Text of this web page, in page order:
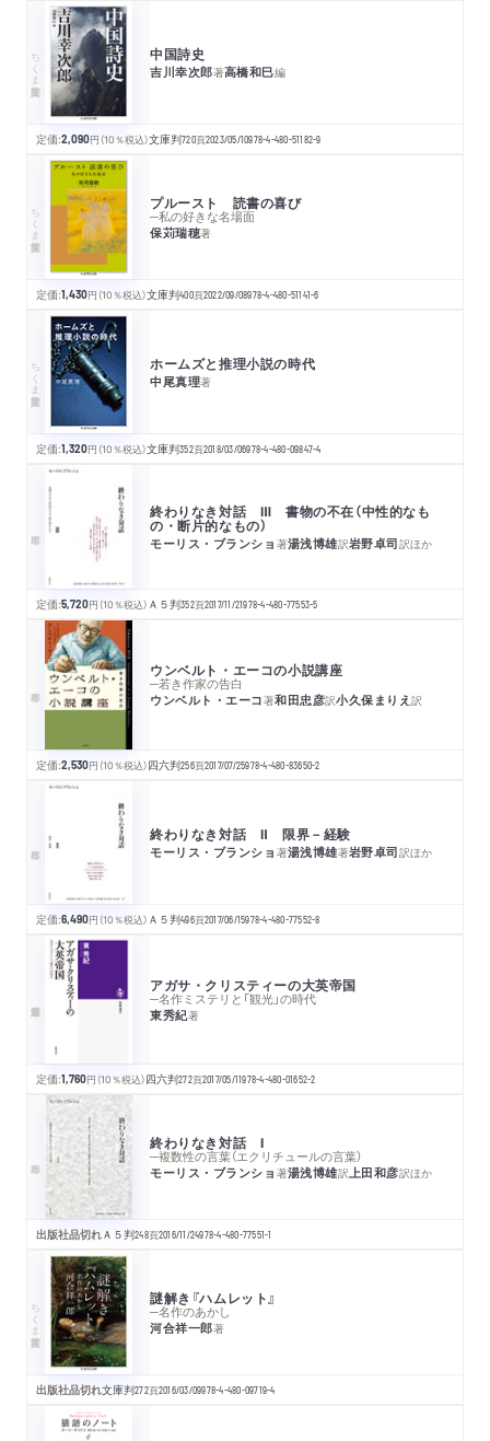
ちくま学芸文庫 中国詩史
吉川幸次郎著高橋和巳編
定価:2,090円 （10％税込）文庫判720頁2023/05/10978-4-480-51182-9
ちくま学芸文庫 プルースト 読書の喜び
─私の好きな名場面
保苅瑞穂著
定価:1,430円 （10％税込）文庫判400頁2022/09/08978-4-480-51141-6
ちくま学芸文庫 ホームズと推理小説の時代
中尾真理著
定価:1,320円 （10％税込）文庫判352頁2018/03/06978-4-480-09847-4
終わりなき対話 Ⅲ 書物の不在（中性的なも
の・断片的なもの）
モーリス・ブランショ 著湯浅博雄訳岩野卓司訳ほか
定価:5,720円 （10％税込） Ａ５判352頁2017/11/21978-4-480-77553-5
ウンベルト・エーコの小説講座
─若き作家の告白
ウンベルト・エーコ著和田忠彦訳小久保まりえ訳
定価:2,530円 （10％税込）四六判256頁2017/07/25978-4-480-83650-2
終わりなき対話 Ⅱ 限界－経験
モーリス・ブランショ 著湯浅博雄著岩野卓司訳ほか
定価:6,490円 （10％税込） Ａ５判496頁2017/06/15978-4-480-77552-8
アガサ・クリスティーの大英帝国
─名作ミステリと「観光」の時代
東秀紀著
定価:1,760円 （10％税込）四六判272頁2017/05/11978-4-480-01652-2
終わりなき対話 Ⅰ
─複数性の言葉（エクリチュールの言葉）
モーリス・ブランショ 著湯浅博雄訳上田和彦訳ほか
出版社品切れＡ５判248頁2016/11/24978-4-480-77551-1
ちくま学芸文庫 謎解き『ハムレット』
─名作のあかし
河合祥一郎著
出版社品切れ文庫判272頁2016/03/09978-4-480-09719-4